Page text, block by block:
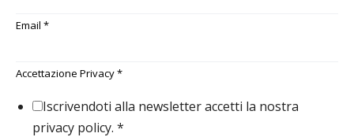
Email *
Accettazione Privacy*
Iscrivendoti alla newsletter accetti la nostra
privacy policy. *